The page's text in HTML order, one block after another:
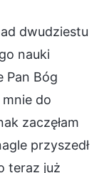
dwudziestu
nauki
Pan Bóg
do
zaczęłam
przyszedł
teraz już